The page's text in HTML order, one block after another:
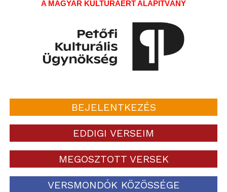
A MAGYAR KULTÚRÁÉRT ALAPÍTVÁNY
BEJELENTKEZÉS
EDDIGI VERSEIM
MEGOSZTOTT VERSEK
VERSMONDÓK KÖZÖSSÉGE